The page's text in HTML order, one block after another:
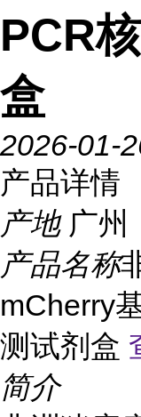
PCR
盒
2026-01-
产品详情
产地 广州
产品名称
mCherry
测试剂盒
简介